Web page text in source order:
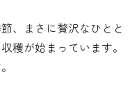
、まさに贅沢なひとと
穫が始まっています。